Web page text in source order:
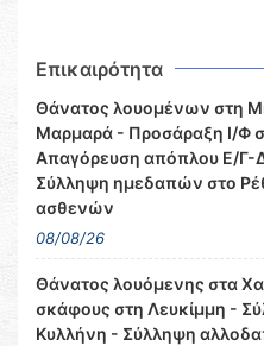
Επικαιρότητα
Θάνατος λουομένων στη
Μαρμαρά - Προσάραξη Ι/Φ
Απαγόρευση απόπλου Ε/Γ-
Σύλληψη ημεδαπών στο
ασθενών
08/08/26
Θάνατος λουόμενης στα
σκάφους στη Λευκίμμη -
Κυλλήνη - Σύλληψη